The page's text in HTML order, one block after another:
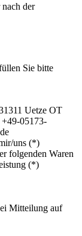
der
Sie bitte
Uetze OT
05173-
uns (*)
folgenden Waren
(*)
Mitteilung auf